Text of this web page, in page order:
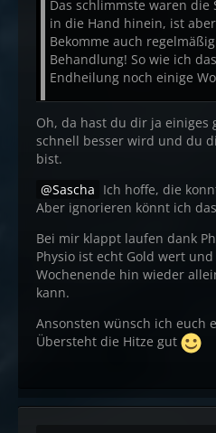
Das schlimmste waren
in die Hand hinein, ist
Bekomme auch
Behandlung! So wie ich
Endheilung noch einige
Oh, da hast du dir ja einiges
schnell besser wird und du
bist.
Sascha Ich hoffe, die
Aber ignorieren könnt ich
Bei mir klappt laufen dank
Physio ist echt Gold wert
Wochenende hin wieder
kann.
Ansonsten wünsch ich euch
Übersteht die Hitze gut